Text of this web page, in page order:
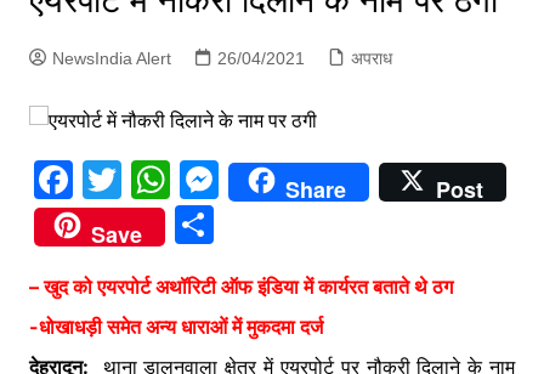
NewsIndia Alert 26/04/2021 अपराध
F
a
c
e
b
T
w
itt
er
W
h
at
s
A
M
e
s
e
Share
Post
Save
S
ar
e
– खुद को एयरपोर्ट अथॉरिटी ऑफ इंडिया में कार्यरत बताते थे ठग
-धोखाधड़ी समेत अन्य धाराओं में मुकदमा दर्ज
देहरादून: थाना डालनवाला क्षेत्र में एयरपोर्ट पर नौकरी दिलाने के नाम
p